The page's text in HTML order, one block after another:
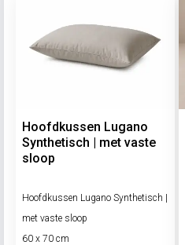
Hoofdkussen Lugano
Synthetisch | met vaste
sloop
Hoofdkussen Lugano Synthetisch |
met vaste sloop
60 x 70 cm